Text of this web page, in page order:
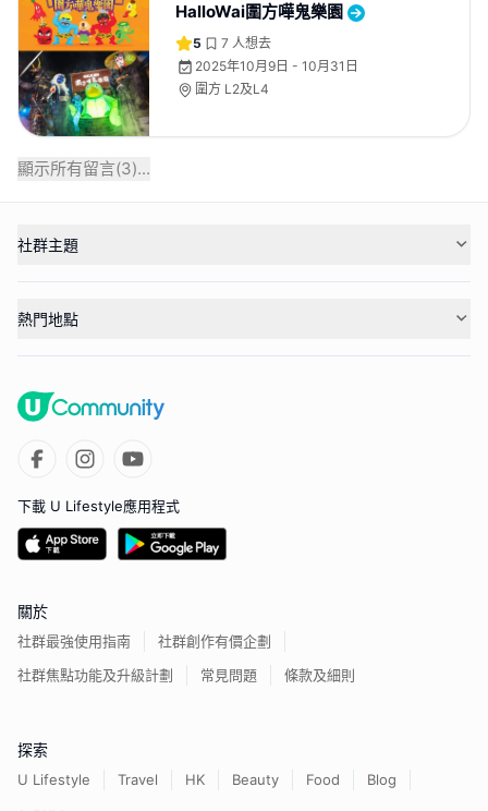
HalloWai圍方嘩鬼樂園
5 7 人想去
2025年10月9日 - 10月31日
圍方 L2及L4
顯示所有留言(3)...
社群主題
熱門地點
下載 U Lifestyle應用程式
關於
社群最強使用指南
社群創作有價企劃
社群焦點功能及升級計劃
常見問題 條款及細則
探索
U Lifestyle Travel HK Beauty Food
Blog